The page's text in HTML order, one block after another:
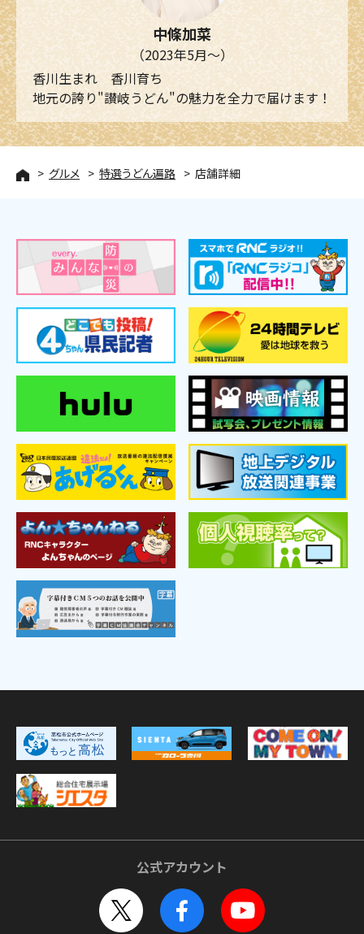
中條加菜
（2023年5月～）
香川生まれ 香川育ち
地元の誇り"讃岐うどん"の魅力を全力で届けます！
グルメ 特選うどん遍路 店舗詳細
公式アカウント